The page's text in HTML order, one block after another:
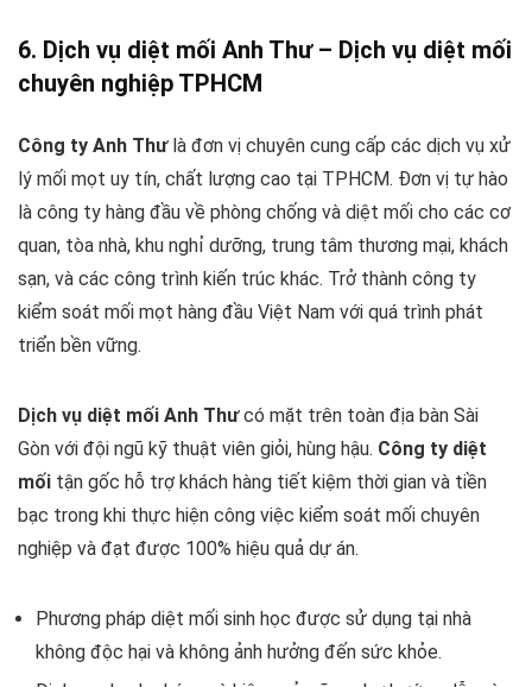
6. Dịch vụ diệt mối Anh Thư – Dịch vụ diệt mối
chuyên nghiệp TPHCM
Công ty Anh Thưlà đơn vị chuyên cung cấp các dịch vụ xử
lý mối mọt uy tín, chất lượng cao tại TPHCM. Đơn vị tự hào
là công ty hàng đầu về phòng chống và diệt mối cho các cơ
quan, tòa nhà, khu nghỉ dưỡng, trung tâm thương mại, khách
sạn, và các công trình kiến ​​trúc khác. Trở thành công ty
kiểm soát mối mọt hàng đầu Việt Nam với quá trình phát
triển bền vững.
Dịch vụ diệt mối Anh Thưcó mặt trên toàn địa bàn Sài
Gòn với đội ngũ kỹ thuật viên giỏi, hùng hậu. Công ty diệt
mối tận gốc hỗ trợ khách hàng tiết kiệm thời gian và tiền
bạc trong khi thực hiện công việc kiểm soát mối chuyên
nghiệp và đạt được 100% hiệu quả dự án.
Phương pháp diệt mối sinh học được sử dụng tại nhà
không độc hại và không ảnh hưởng đến sức khỏe.